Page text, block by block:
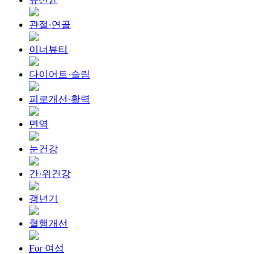
관절·연골
이너뷰티
다이어트·슬림
피로개선·활력
면역
눈건강
간·위건강
갱년기
혈행개선
For 여성